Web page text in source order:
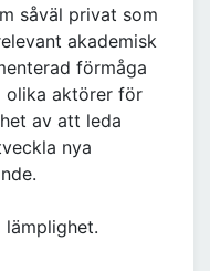
såväl privat som
akademisk
förmåga
olika aktörer för
av att leda
nya